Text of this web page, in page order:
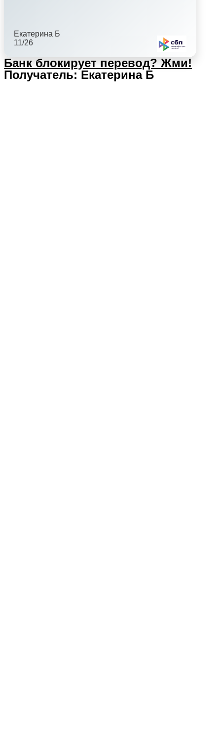
Екатерина Б
11/26
Банк блокирует перевод? Жми!
Получатель: Екатерина Б